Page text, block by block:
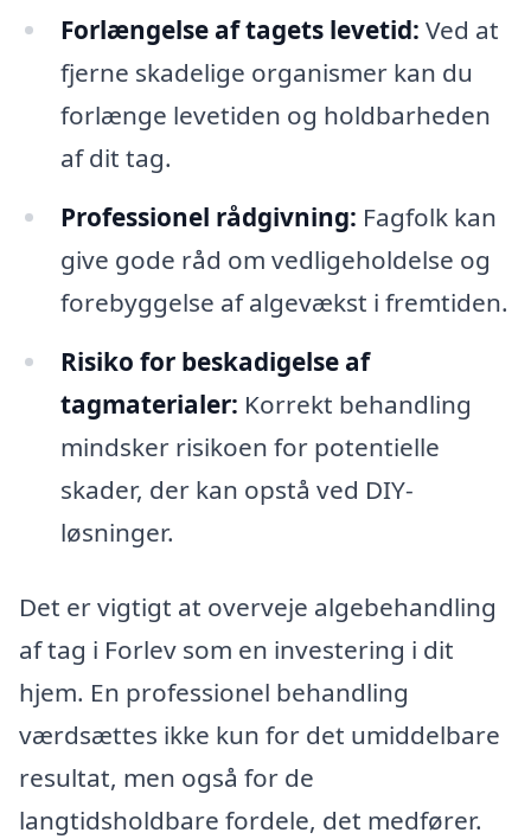
Forlængelse af tagets levetid: Ved at
fjerne skadelige organismer kan du
forlænge levetiden og holdbarheden
af dit tag.
Professionel rådgivning: Fagfolk kan
give gode råd om vedligeholdelse og
forebyggelse af algevækst i fremtiden.
Risiko for beskadigelse af
tagmaterialer: Korrekt behandling
mindsker risikoen for potentielle
skader, der kan opstå ved DIY-
løsninger.
Det er vigtigt at overveje algebehandling
af tag i Forlev som en investering i dit
hjem. En professionel behandling
værdsættes ikke kun for det umiddelbare
resultat, men også for de
langtidsholdbare fordele, det medfører.